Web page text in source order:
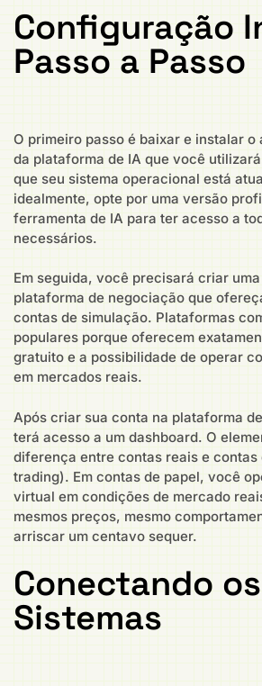
Configuração
Passo a Passo
O primeiro passo é baixar e instalar
da plataforma de IA que você
que seu sistema operacional está
idealmente, opte por uma versão
ferramenta de IA para ter acesso a
necessários.
Em seguida, você precisará criar
plataforma de negociação que
contas de simulação. Plataformas
populares porque oferecem
gratuito e a possibilidade de operar
em mercados reais.
Após criar sua conta na plataforma
terá acesso a um dashboard. O
diferença entre contas reais e contas
trading). Em contas de papel, você
virtual em condições de mercado
mesmos preços, mesmo
arriscar um centavo sequer.
Conectando os
Sistemas